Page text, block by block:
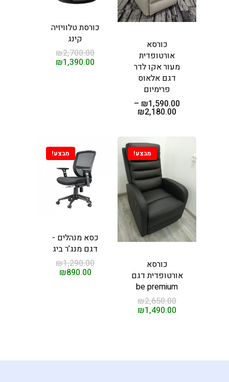
כורסא
אורטופדית
מעור אקו לדר
דגם אלאוס
פרימיום
₪1,590.00
–
₪2,180.00
כורסת טלוויזיה
קינג
₪2,700.00
₪1,390.00
מבצע!
כורסא
אורטופדית דגם
be premium
₪2,650.00
₪1,490.00
מבצע!
כסא מנהלים -
דגם מנג’ר ביג
₪1,290.00
₪890.00
עיסוי
לסלון
מנהלים